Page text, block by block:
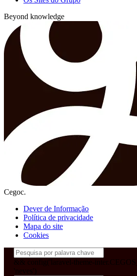
Beyond knowledge
Cegoc.
Dever de Informação
Política de privacidade
Mapa do site
Cookies
&& config('laravel-theme-
'neves')